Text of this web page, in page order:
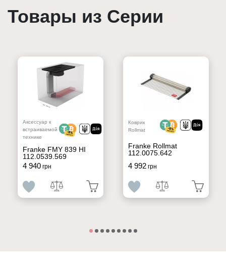
Товары из Серии
Аксессуар к
встраиваемой
технике
Franke FMY 839 HI
112.0539.569
4 940грн
Коврик
Rollmat
Franke Rollmat
112.0075.642
4 992грн